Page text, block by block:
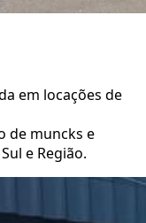
em locações de
de muncks e
e Região.